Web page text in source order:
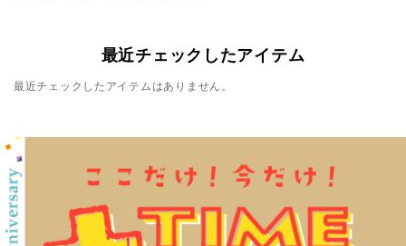
最近チェックしたアイテム
最近チェックしたアイテムはありません。